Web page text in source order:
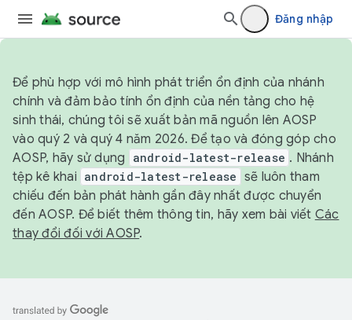
Đăng nhập
Để phù hợp với mô hình phát triển ổn định của nhánh
chính và đảm bảo tính ổn định của nền tảng cho hệ
sinh thái, chúng tôi sẽ xuất bản mã nguồn lên AOSP
vào quý 2 và quý 4 năm 2026. Để tạo và đóng góp cho
AOSP, hãy sử dụng
android-latest-release . Nhánh
tệp kê khai android-latest-release sẽ luôn tham
chiếu đến bản phát hành gần đây nhất được chuyển
đến AOSP. Để biết thêm thông tin, hãy xem bài viết Các
thay đổi đối với AOSP.